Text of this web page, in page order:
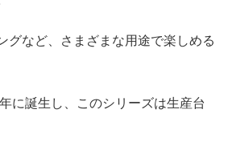
グなど、さまざまな用途で楽しめる
に誕生し、このシリーズは生産台